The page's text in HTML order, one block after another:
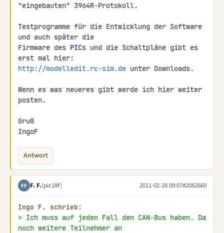
"eingebauten" 3964R-Protokoll.
Testprogramme für die Entwicklung der Software
und auch später die
Firmware des PICs und die Schaltpläne gibt es
http://modelledit.rc-sim.de unter Downloads.
Wenn es was neueres gibt werde ich hier weiter
posten.
Gruß
IngoF
Antwort
FF F. F.(pic18f) 2011-02-28 09:07#2082660
Ingo F. schrieb:
> Ich muss auf jeden Fall den CAN-Bus haben. Da
noch weitere Teilnehmer an